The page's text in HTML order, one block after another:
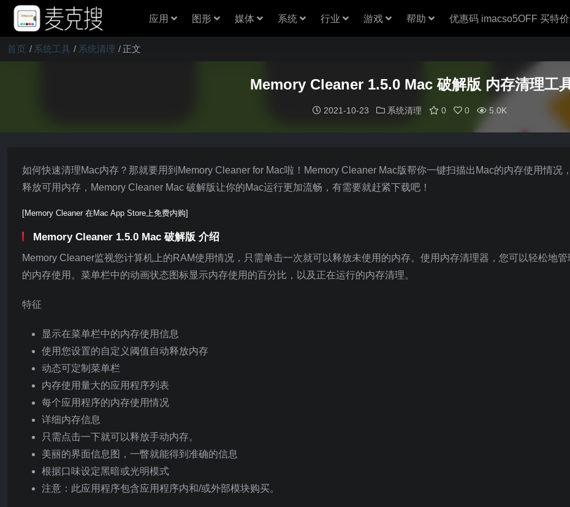
应用 图形 媒体 系统 行业 游戏 帮助 优惠码 imacso5OFF 买特
首页 系统工具 系统清理 正文
Memory Cleaner 1.5.0 Mac 破解版 内存清理工
2021-10-23 系统清理 0 0 5.0K
如何快速清理Mac内存？那就要用到Memory Cleaner for Mac啦！Memory Cleaner Mac版帮你一键扫描出Mac的内存使用情况
释放可用内存，Memory Cleaner Mac 破解版让你的Mac运行更加流畅，有需要就赶紧下载吧！
[Memory Cleaner 在Mac App Store上免费内购]
Memory Cleaner 1.5.0 Mac 破解版 介绍
Memory Cleaner监视您计算机上的RAM使用情况，只需单击一次就可以释放未使用的内存。使用内存清理器，您可以轻松地管
的内存使用。菜单栏中的动画状态图标显示内存使用的百分比，以及正在运行的内存清理。
特征
显示在菜单栏中的内存使用信息
使用您设置的自定义阈值自动释放内存
动态可定制菜单栏
内存使用量大的应用程序列表
每个应用程序的内存使用情况
详细内存信息
只需点击一下就可以释放手动内存。
美丽的界面信息图，一瞥就能得到准确的信息
根据口味设定黑暗或光明模式
注意：此应用程序包含应用程序内和/或外部模块购买。